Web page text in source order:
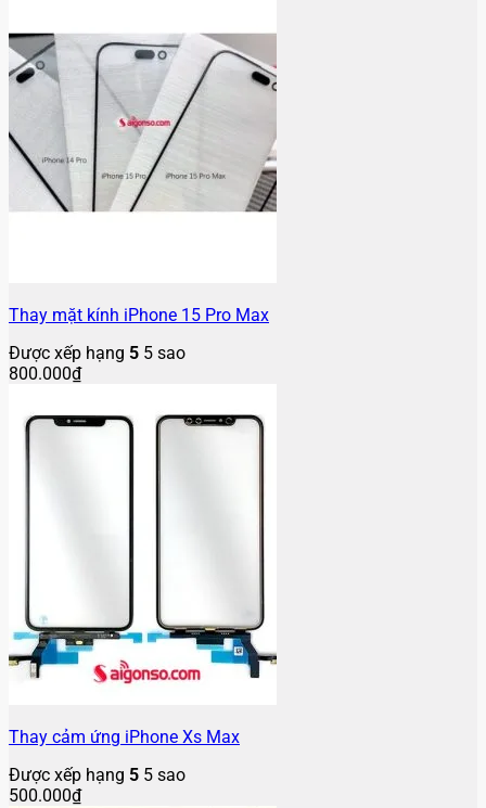
Thay mặt kính iPhone 15 Pro Max
Được xếp hạng 5 5 sao
800.000₫
Thay cảm ứng iPhone Xs Max
Được xếp hạng 5 5 sao
500.000₫